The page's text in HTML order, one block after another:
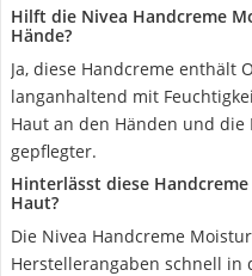
Hilft die Nivea Handcreme
Hände?
Ja, diese Handcreme enthält
langanhaltend mit
Haut an den Händen und
gepflegter.
Hinterlässt diese
Haut?
Die Nivea Handcreme
Herstellerangaben schnell in